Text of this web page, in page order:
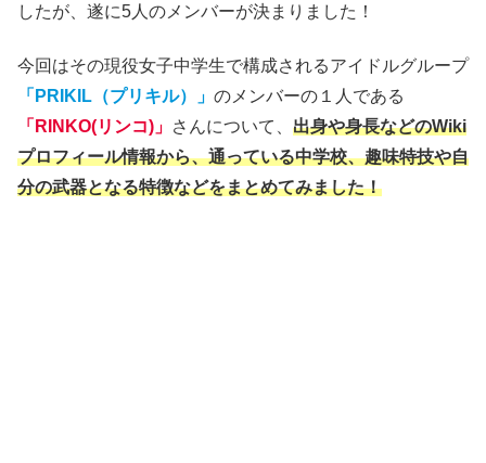
したが、遂に5人のメンバーが決まりました！
今回はその現役女子中学生で構成されるアイドルグループ
「PRIKIL（プリキル）」 のメンバーの１人である
「RINKO(リンコ)」 さんについて、 出身や身長などのWiki
プロフィール情報から、通っている中学校、趣味特技や自
分の武器となる特徴などをまとめてみました！